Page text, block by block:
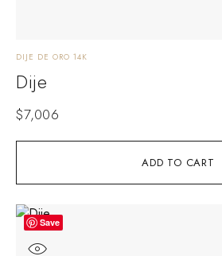
ADD TO CART
DIJE DE ORO 14K
Dije
$7,006
Save